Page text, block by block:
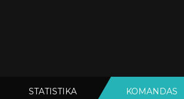
STATISTIKA KOMANDAS